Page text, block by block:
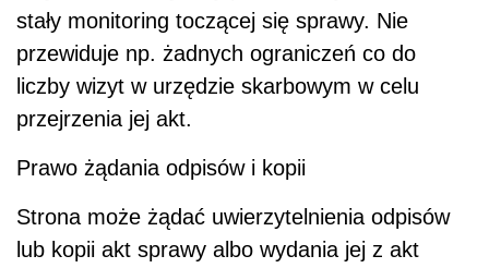
stały monitoring toczącej się sprawy. Nie
przewiduje np. żadnych ograniczeń co do
liczby wizyt w urzędzie skarbowym w celu
przejrzenia jej akt.
Prawo żądania odpisów i kopii
Strona może żądać uwierzytelnienia odpisów
lub kopii akt sprawy albo wydania jej z akt